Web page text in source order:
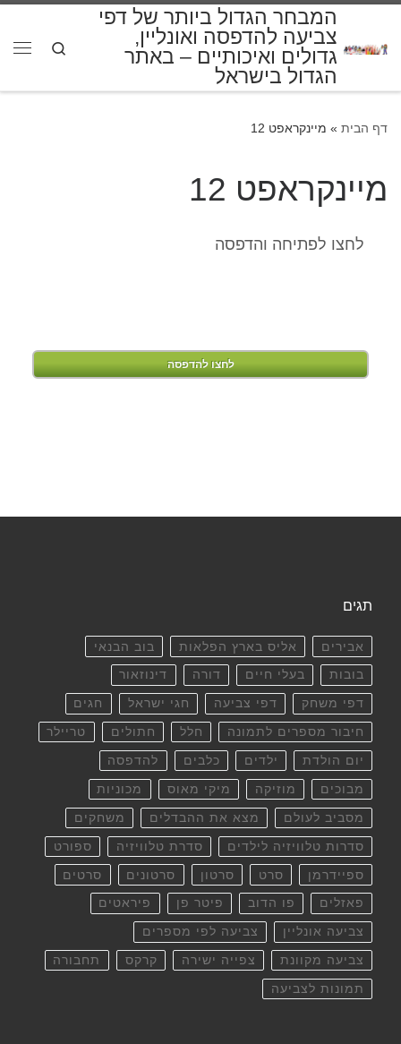
המבחר הגדול ביותר של דפי
צביעה להדפסה ואונליין,
גדולים ואיכותיים – באתר
הגדול בישראל
Search
דף הבית » מיינקראפט 12
מיינקראפט 12
לחצו לפתיחה והדפסה
לחצו להדפסה
תגים
אבירים אליס בארץ הפלאות בוב הבנאי
בובות בעלי חיים דורה דינוזאור
דפי משחק דפי צביעה חגי ישראל חגים
חיבור מספרים לתמונה חלל חתולים טריילר
יום הולדת ילדים כלבים להדפסה
מבוכים מוזיקה מיקי מאוס מכוניות
מסביב לעולם מצא את ההבדלים משחקים
סדרות טלוויזיה לילדים סדרת טלוויזיה ספורט
ספיידרמן סרט סרטון סרטונים סרטים
פאזלים פו הדוב פיטר פן פיראטים
צביעה אונליין צביעה לפי מספרים
צביעה מקוונת צפייה ישירה קרקס תחבורה
תמונות לצביעה